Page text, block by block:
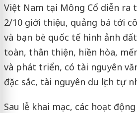
Việt Nam tại Mông Cổ diễn ra
2/10 giới thiệu, quảng bá tới
và bạn bè quốc tế hình ảnh
toàn, thân thiện, hiền hòa,
và phát triển, có tài nguyên
đặc sắc, tài nguyên du lịch tự
Sau lễ khai mạc, các hoạt